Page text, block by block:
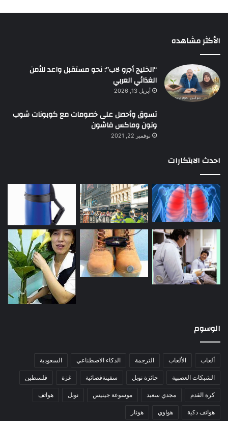
الأكثر مشاهده
“الخليج أجرو لاب”: نحو مستقبل واعد للأمن
الغذائي العربي
أبريل 13, 2026
تسوق وأحصل على خصومات مع كوبونات شوب
ونون وماكس فاشون
نوفمبر 22, 2021
احدث الابتكارات
الوسوم
ألعاب الألعاب الترجمة الذكاء الاصطناعي السعودية
الشبكات العصبية جائزة نوبل سفينةفضائية غزة فلسطين
كرة القدم مجدي سعيد موسوعة جينيس نوبل هواتف
هواتف ذكية هواوي هونار